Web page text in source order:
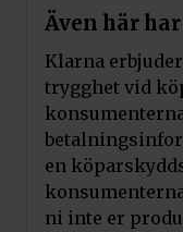
Även här
Klarna
trygghet vid
en
ni inte er